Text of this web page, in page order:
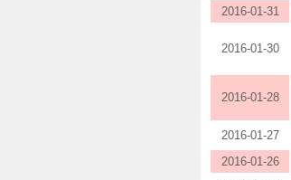
2016-01-31
2016-01-30
2016-01-28
2016-01-27
2016-01-26